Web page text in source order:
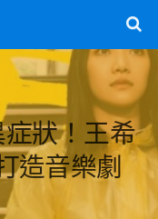
狀！王希
造音樂劇